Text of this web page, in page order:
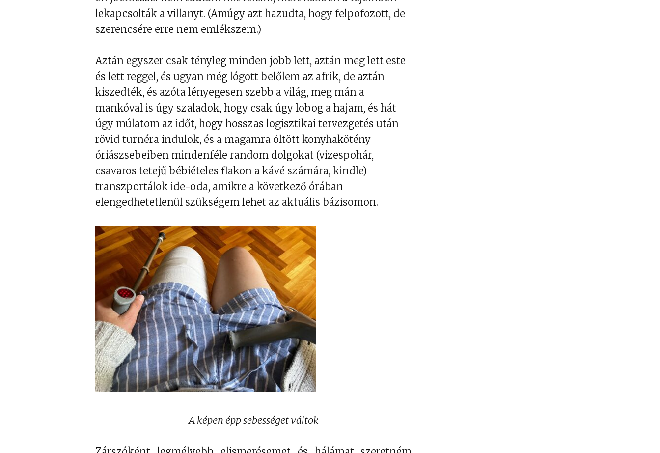
lekapcsolták a villanyt. (Amúgy azt hazudta, hogy felpofozott, de
szerencsére erre nem emlékszem.)
Aztán egyszer csak tényleg minden jobb lett, aztán meg lett este
és lett reggel, és ugyan még lógott belőlem az afrik, de aztán
kiszedték, és azóta lényegesen szebb a világ, meg mán a
mankóval is úgy szaladok, hogy csak úgy lobog a hajam, és hát
úgy múlatom az időt, hogy hosszas logisztikai tervezgetés után
rövid turnéra indulok, és a magamra öltött konyhakötény
óriászsebeiben mindenféle random dolgokat (vizespohár,
csavaros tetejű bébiételes flakon a kávé számára, kindle)
transzportálok ide-oda, amikre a következő órában
elengedhetetlenül szükségem lehet az aktuális bázisomon.
A képen épp sebességet váltok